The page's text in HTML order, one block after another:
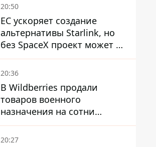
20:50
ЕС ускоряет создание
альтернативы Starlink, но
без SpaceX проект может не
обойтись
20:36
В Wildberries продали
товаров военного
назначения на сотни
миллионов, но удары ВСУ
изменили ситуацию
20:27